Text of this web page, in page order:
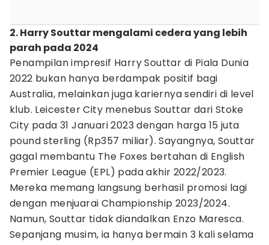
2. Harry Souttar mengalami cedera yang lebih
parah pada 2024
Penampilan impresif Harry Souttar di Piala Dunia
2022 bukan hanya berdampak positif bagi
Australia, melainkan juga kariernya sendiri di level
klub. Leicester City menebus Souttar dari Stoke
City pada 31 Januari 2023 dengan harga 15 juta
pound sterling (Rp357 miliar). Sayangnya, Souttar
gagal membantu The Foxes bertahan di English
Premier League (EPL) pada akhir 2022/2023.
Mereka memang langsung berhasil promosi lagi
dengan menjuarai Championship 2023/2024.
Namun, Souttar tidak diandalkan Enzo Maresca.
Sepanjang musim, ia hanya bermain 3 kali selama